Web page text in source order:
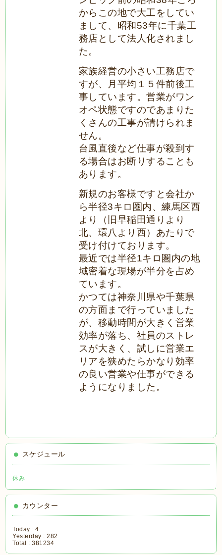
からこの地で大工をしてい
まして、昭和53年に千葉工
務店として法人化されまし
た。
家族経営の小さい工務店で
すが、月平均１５件前後工
事しています。営業がワン
オペ状態ですのであまりた
くさんの工事が請けられま
せん。
台風直後など仕事が殺到す
る場合はお断りすることも
あります。
新規のお客様ですと会社か
ら半径3キロ圏内、練馬区西
より（旧早稲田通りより
北、環八より西）あたりで
受け付けております。
最近では半径1キロ圏内の地
域密着な現場が半分を占め
ています。
かつては神奈川県や千葉県
の方面まで行っていました
が、移動時間が大きく営業
効率が落ち、社員のストレ
スが大きく、試しに営業エ
リアを狭めたらかなり効率
の良い営業や仕事ができる
ようになりました。
スケジュール
休み
カウンター
Today :4
Yesterday :282
Total :381234